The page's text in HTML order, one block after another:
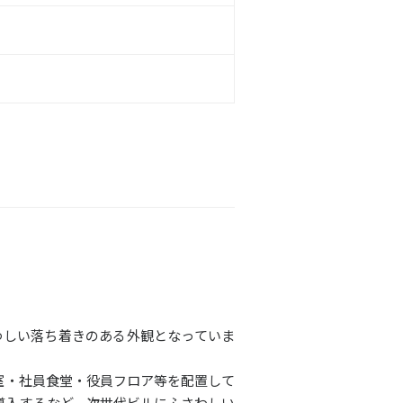
い落ち着きのある外観となっていま
社員食堂・役員フロア等を配置して